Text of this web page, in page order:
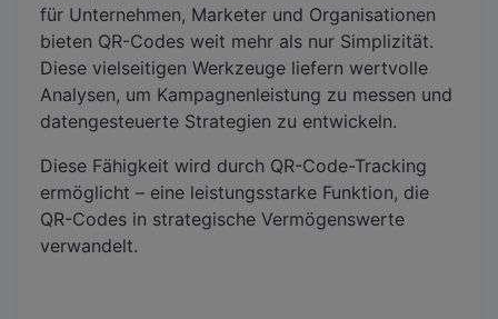
für Unternehmen, Marketer und Organisationen
bieten QR-Codes weit mehr als nur Simplizität.
Diese vielseitigen Werkzeuge liefern wertvolle
Analysen, um Kampagnenleistung zu messen und
datengesteuerte Strategien zu entwickeln.
Diese Fähigkeit wird durch QR-Code-Tracking
ermöglicht – eine leistungsstarke Funktion, die
QR-Codes in strategische Vermögenswerte
verwandelt.